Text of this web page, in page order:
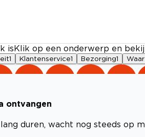
is Klik op een onderwerp en
1 Klantenservice1 Bezorging1
ontvangen
duren, wacht nog steeds op